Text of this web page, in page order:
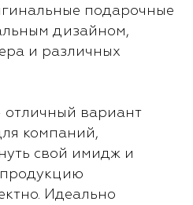
подарочные
дизайном,
и различных
отличный вариант
компаний,
свой имидж и
Идеально